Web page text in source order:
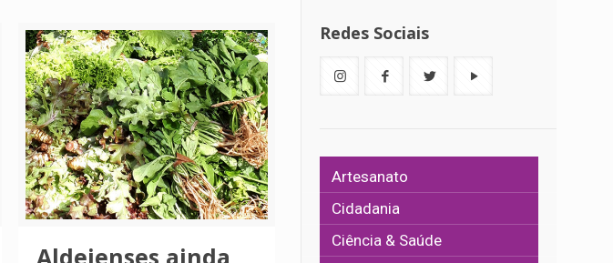
Redes Sociais
Artesanato
Cidadania
Ciência & Saúde